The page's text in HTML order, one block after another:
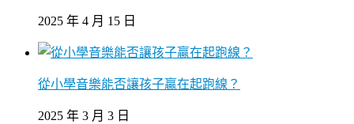
2025 年 4 月 15 日
從小學音樂能否讓孩子贏在起跑線？
2025 年 3 月 3 日